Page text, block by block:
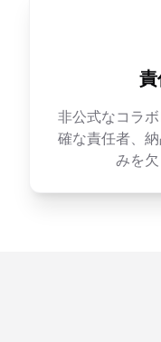
責
非公式なコラ
確な責任者、
みを欠